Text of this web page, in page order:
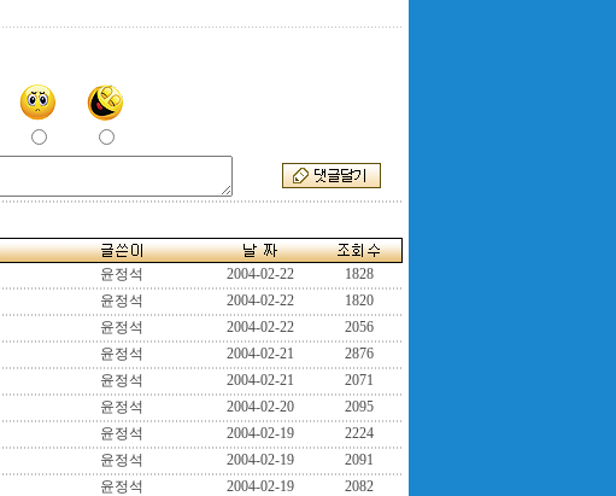
윤정석 2004-02-22
1828
윤정석 2004-02-22
1820
윤정석 2004-02-22
2056
윤정석 2004-02-21
2876
윤정석 2004-02-21
2071
윤정석 2004-02-20
2095
윤정석 2004-02-19
2224
윤정석 2004-02-19
2091
윤정석 2004-02-19
2082